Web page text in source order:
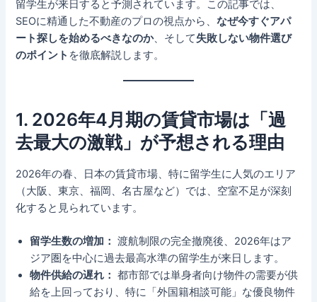
留学生が来日すると予測されています。この記事では、
SEOに精通した不動産のプロの視点から、なぜ今すぐアパ
ート探しを始めるべきなのか、そして失敗しない物件選び
のポイント を徹底解説します。
1. 2026年4月期の賃貸市場は「過
去最大の激戦」が予想される理由
2026年の春、日本の賃貸市場、特に留学生に人気のエリア
（大阪、東京、福岡、名古屋など）では、空室不足が深刻
化すると見られています。
留学生数の増加： 渡航制限の完全撤廃後、2026年はア
ジア圏を中心に過去最高水準の留学生が来日します。
物件供給の遅れ： 都市部では単身者向け物件の需要が供
給を上回っており、特に「外国籍相談可能」な優良物件